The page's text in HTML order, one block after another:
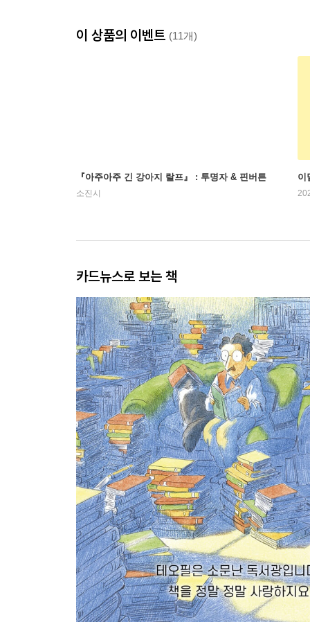
이 상품의 이벤트 (11개)
『아주아주 긴 강아지 랄프』 : 투명자 & 핀버튼
소진시
이
카드뉴스로 보는 책